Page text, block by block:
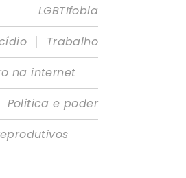
|
LGBTIfobia
|
Trabalho
na internet
Política e poder